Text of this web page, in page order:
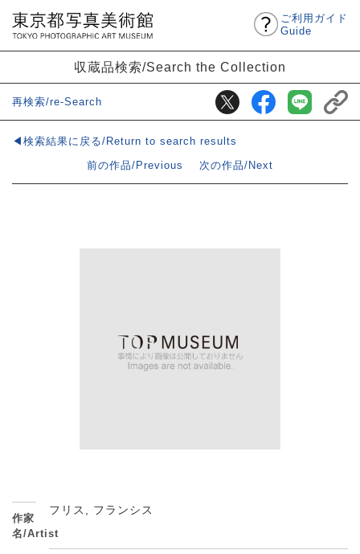
ご利用ガイド
Guide
収蔵品検索/Search the Collection
再検索/re-Search
◀検索結果に戻る/Return to search results
前の作品/Previous
次の作品/Next
作家
名/Artist
フリス, フランシス